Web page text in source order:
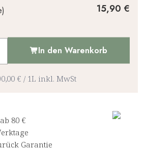
persönlicher Rabatt
)
15,90 €
In den Warenkorb
€ / 1L inkl. MwSt
80 €
Garantie